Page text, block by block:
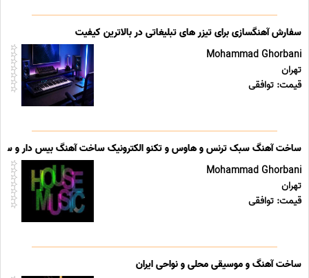
سفارش آهنگسازی برای تیزر های تبلیغاتی در بالاترین کیفیت
Mohammad Ghorbani
تهران
قیمت: توافقی
ساخت آهنگ سبک ترنس و هاوس و تکنو الکترونیک ساخت آهنگ بیس دار و
Mohammad Ghorbani
تهران
قیمت: توافقی
ساخت آهنگ و موسیقی محلی و نواحی ایران